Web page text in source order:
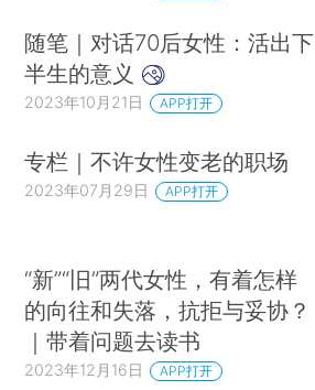
随笔｜对话70后女性：活出下
半生的意义
2023年10月21日 APP打开
专栏｜不许女性变老的职场
2023年07月29日 APP打开
“新”“旧”两代女性，有着怎样
的向往和失落，抗拒与妥协？
｜带着问题去读书
2023年12月16日 APP打开